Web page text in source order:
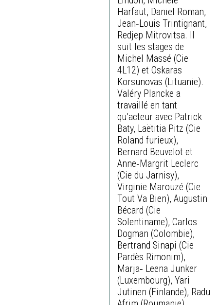
Harfaut, Daniel Roman,
Jean‐Louis Trintignant,
Redjep Mitrovitsa. Il
suit les stages de
Michel Massé (Cie
4L12) et Oskaras
Korsunovas (Lituanie).
Valéry Plancke a
travaillé en tant
qu’acteur avec Patrick
Baty, Laëtitia Pitz (Cie
Roland furieux),
Bernard Beuvelot et
Anne‐Margrit Leclerc
(Cie du Jarnisy),
Virginie Marouzé (Cie
Tout Va Bien), Augustin
Bécard (Cie
Solentiname), Carlos
Dogman (Colombie),
Bertrand Sinapi (Cie
Pardès Rimonim),
Marja‐ Leena Junker
(Luxembourg), Yari
Jutinen (Finlande), Radu